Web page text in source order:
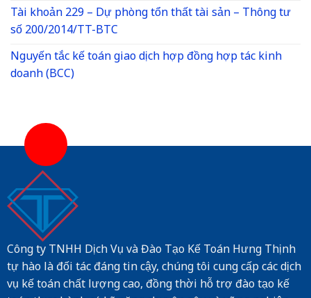
Tài khoản 229 – Dự phòng tổn thất tài sản – Thông tư
số 200/2014/TT-BTC
Nguyến tắc kế toán giao dịch hợp đồng hợp tác kinh
doanh (BCC)
Công ty TNHH Dịch Vụ và Đào Tạo Kế Toán Hưng Thịnh
tự hào là đối tác đáng tin cậy, chúng tôi cung cấp các dịch
vụ kế toán chất lượng cao, đồng thời hỗ trợ đào tạo kế